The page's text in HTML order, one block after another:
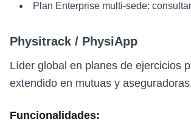
Plan Enterprise multi-sede: consultar
Physitrack / PhysiApp
Líder global en planes de ejercicios
extendido en mutuas y
Funcionalidades: